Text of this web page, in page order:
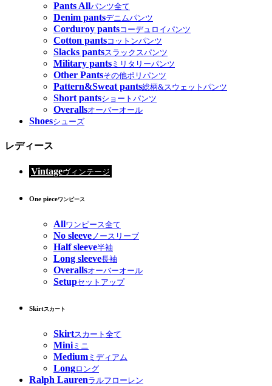
Pants Allパンツ全て
Denim pantsデニムパンツ
Corduroy pantsコーデュロイパンツ
Cotton pantsコットンパンツ
Slacks pantsスラックスパンツ
Military pants ミリタリーパンツ
Other Pantsその他ポリパンツ
Pattern&Sweat pants総柄&スウェットパンツ
Short pantsショートパンツ
Overallsオーバーオール
Shoesシューズ
レディース
Vintageヴィンテージ
One pieceワンピース
Allワンピース全て
No sleeve ノースリーブ
Half sleeve半袖
Long sleeve長袖
Overallsオーバーオール
Setupセットアップ
Skirtスカート
Skirtスカート全て
Miniミニ
Medium ミディアム
Longロング
Ralph Laurenラルフローレン